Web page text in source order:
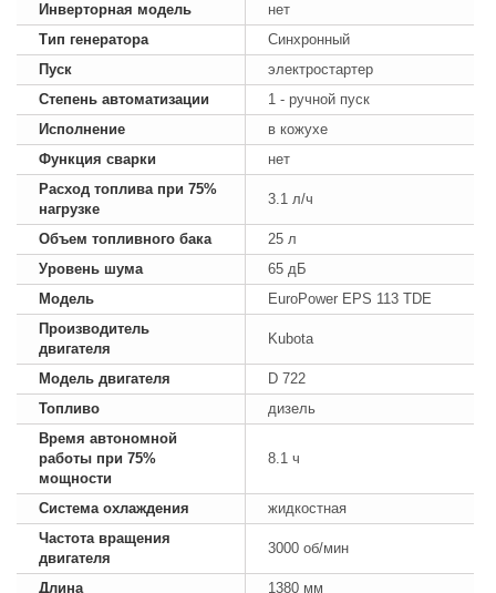
Инверторная модель
нет
Тип генератора
Синхронный
Пуск
электростартер
Степень автоматизации
1 - ручной пуск
Исполнение
в кожухе
Функция сварки
нет
Расход топлива при 75%
нагрузке
3.1 л/ч
Объем топливного бака
25 л
Уровень шума
65 дБ
Модель
EuroPower EPS 113 TDE
Производитель
двигателя
Kubota
Модель двигателя
D 722
Топливо
дизель
Время автономной
работы при 75%
мощности
8.1 ч
Система охлаждения
жидкостная
Частота вращения
двигателя
3000 об/мин
Длина
1380 мм